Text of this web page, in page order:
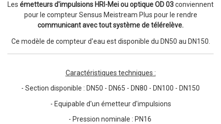
Les émetteurs d'impulsions HRI-Mei ou optique OD 03conviennent
pour le compteur Sensus Meistream Plus pour le rendre
communicant avec tout système de télérelève.
Ce modèle de compteur d'eau est disponible du DN50 au DN150.
Caractéristiques techniques :
- Section disponible : DN50 - DN65 - DN80 - DN100 - DN150
- Equipable d'un émetteur d'impulsions
- Pression nominale : PN16